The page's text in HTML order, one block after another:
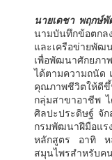
นายเดชา พฤกษ์
นามบันทึกข้อตก
และเครือข่ายพัฒ
เพื่อพัฒนาศักยภา
ได้ตามความถนัด
คุณภาพชีวิตให้ดี
กลุ่มสาขาอาชีพ
ศิลปะประดิษฐ์ จั
กรมพัฒนาฝีมือแร
หลักสูตร อาทิ ห
สมุนไพรสำหรับค